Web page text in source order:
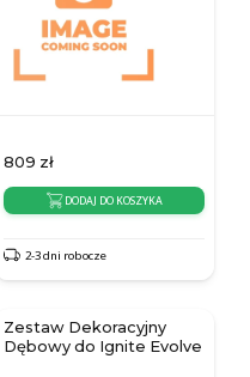
809 zł
DODAJ DO KOSZYKA
2-3 dni robocze
Zestaw Dekoracyjny
Dębowy do Ignite Evolve